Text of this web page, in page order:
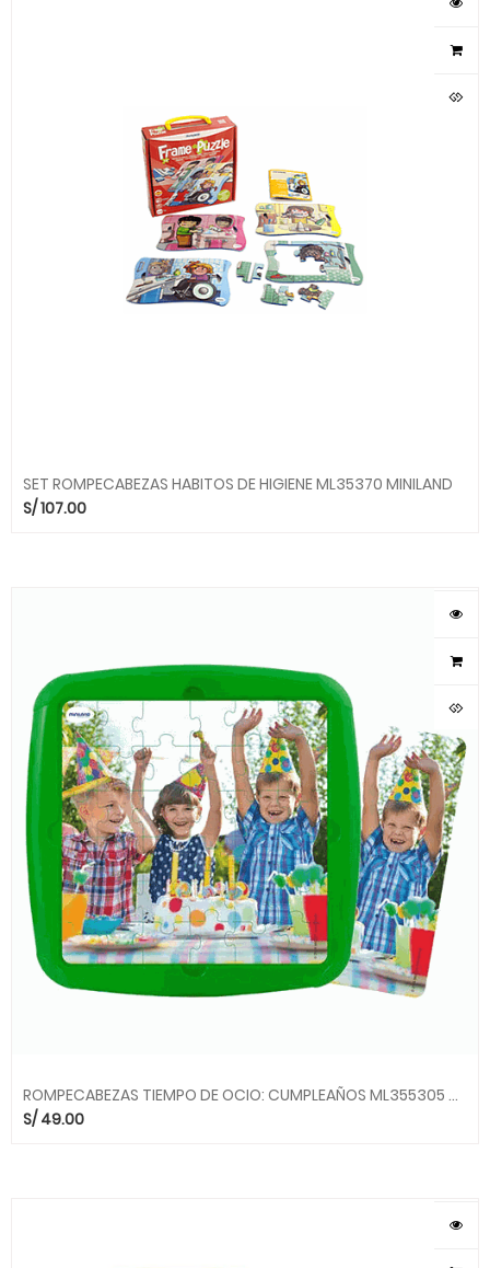
SET ROMPECABEZAS HABITOS DE HIGIENE ML35370 MINILAND
S/107.00
ROMPECABEZAS TIEMPO DE OCIO: CUMPLEAÑOS ML355305 MINILAND
S/49.00